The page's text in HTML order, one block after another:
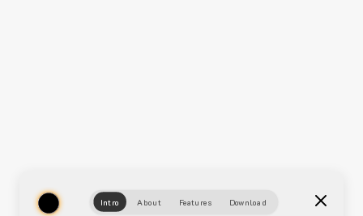
Intro About Features Download